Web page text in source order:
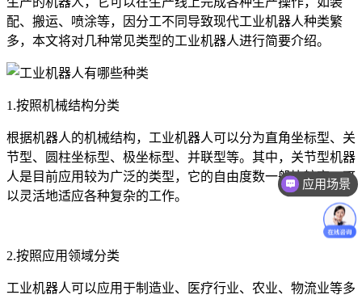
配、搬运、喷涂等，因分工不同导致现代工业机器人种类繁
多，本文将对几种常见类型的工业机器人进行简要介绍。
1.按照机械结构分类
根据机器人的机械结构，工业机器人可以分为直角坐标型、关
节型、圆柱坐标型、极坐标型、并联型等。其中，关节型机器
人是目前应用较为广泛的类型，它的自由度数一般比较高，可
以灵活地适应各种复杂的工作。
2.按照应用领域分类
工业机器人可以应用于制造业、医疗行业、农业、物流业等多
应用场景
价格咨询